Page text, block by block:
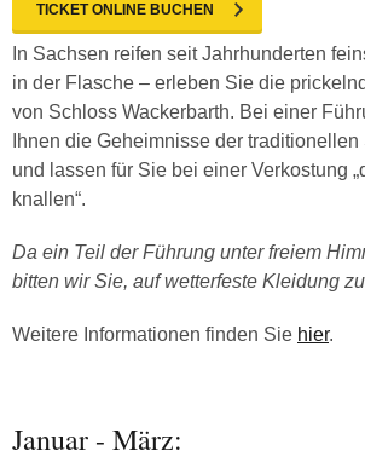
TICKET ONLINE BUCHEN
In Sachsen reifen seit Jahrhunderten
in der Flasche – erleben Sie die
von Schloss Wackerbarth. Bei einer
Ihnen die Geheimnisse der
und lassen für Sie bei einer Verkostung
knallen“.
Da ein Teil der Führung unter freiem
bitten wir Sie, auf wetterfeste Kleidung
Weitere Informationen finden Sie hier.
Januar - März: